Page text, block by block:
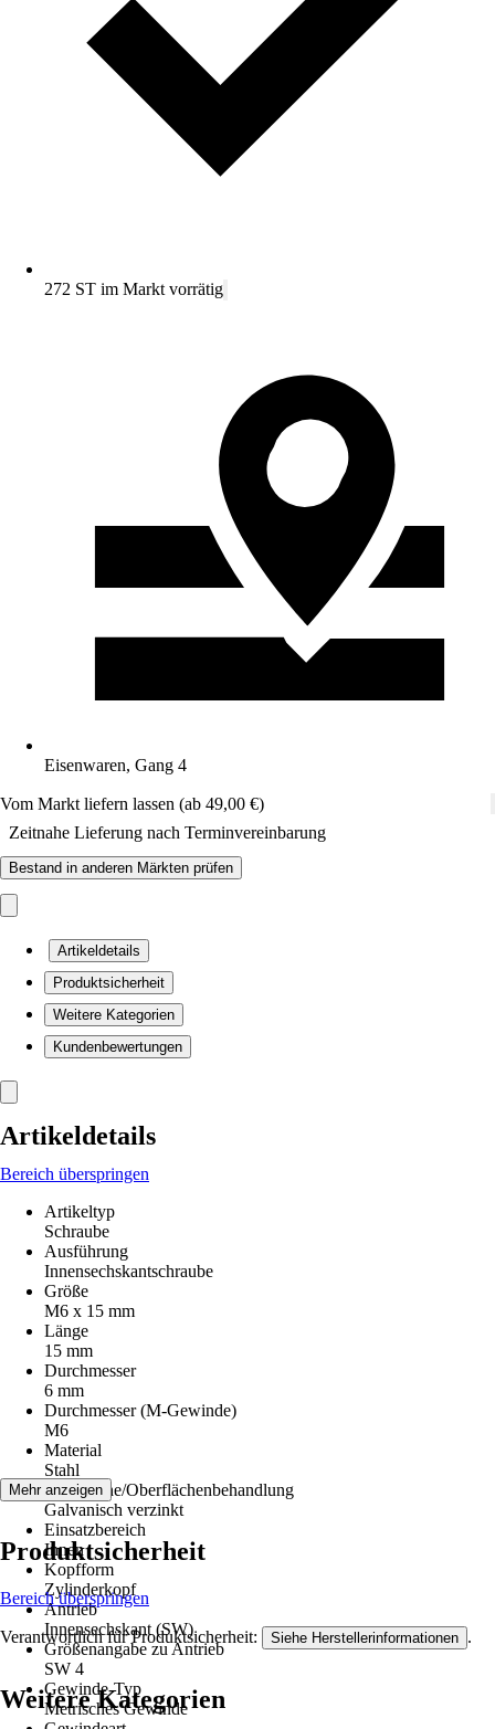
272 ST im Markt vorrätig
Eisenwaren, Gang 4
Vom Markt liefern lassen (ab 49,00 €)
Zeitnahe Lieferung nach Terminvereinbarung
Bestand in anderen Märkten prüfen
Artikeldetails
Produktsicherheit
Weitere Kategorien
Kundenbewertungen
Artikeldetails
Bereich überspringen
Artikeltyp
Schraube
Ausführung
Innensechskantschraube
Größe
M6 x 15 mm
Länge
15 mm
Durchmesser
6 mm
Durchmesser (M-Gewinde)
M6
Material
Stahl
Oberfläche/Oberflächenbehandlung
Galvanisch verzinkt
Einsatzbereich
Innen
Kopfform
Zylinderkopf
Antrieb
Innensechskant (SW)
Größenangabe zu Antrieb
SW 4
Gewinde-Typ
Metrisches Gewinde
Mehr anzeigen
Produktsicherheit
Bereich überspringen
Verantwortlich für Produktsicherheit: Siehe Herstellerinformationen .
Weitere Kategorien